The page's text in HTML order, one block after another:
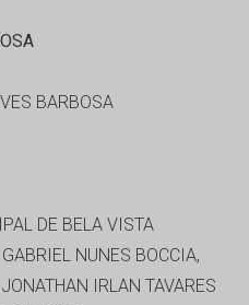
BARBOSA
DE BELA VISTA
NUNES BOCCIA,
IRLAN TAVARES